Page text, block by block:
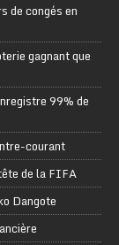
de congés en
gagnant que
99% de
courant
de la FIFA
Dangote